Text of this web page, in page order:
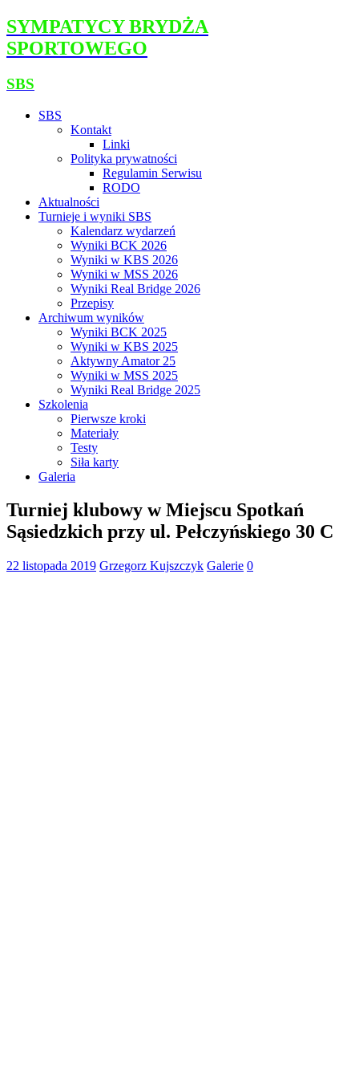
SYMPATYCY BRYDŻA
SPORTOWEGO
SBS
SBS
Kontakt
Linki
Polityka prywatności
Regulamin Serwisu
RODO
Aktualności
Turnieje i wyniki SBS
Kalendarz wydarzeń
Wyniki BCK 2026
Wyniki w KBS 2026
Wyniki w MSS 2026
Wyniki Real Bridge 2026
Przepisy
Archiwum wyników
Wyniki BCK 2025
Wyniki w KBS 2025
Aktywny Amator 25
Wyniki w MSS 2025
Wyniki Real Bridge 2025
Szkolenia
Pierwsze kroki
Materiały
Testy
Siła karty
Galeria
Turniej klubowy w Miejscu Spotkań
Sąsiedzkich przy ul. Pełczyńskiego 30 C
22 listopada 2019 Grzegorz Kujszczyk Galerie 0